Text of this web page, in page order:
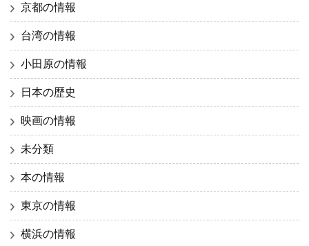
京都の情報
台湾の情報
小田原の情報
日本の歴史
映画の情報
未分類
本の情報
東京の情報
横浜の情報